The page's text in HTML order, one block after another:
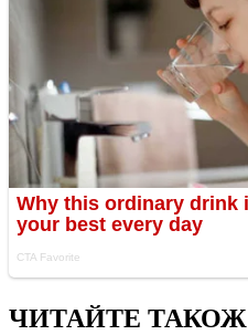
ЧИТАЙТЕ ТАКОЖ